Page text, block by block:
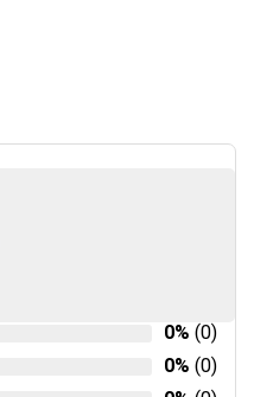
0% (0)
0% (0)